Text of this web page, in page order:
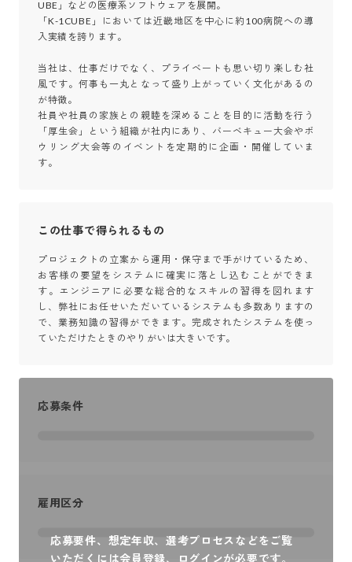
UBE」などの医療系ソフトウェアを展開。
「K-1CUBE」においては近畿地区を中心に約100病院への導
入実績を誇ります。
当社は、仕事だけでなく、プライベートも思い切り楽しむ社
風です。何事も一丸となって盛り上がっていく文化があるの
が特徴。
社員や社員の家族との親睦を深めることを目的に活動を行う
「厚生会」という組織が社内にあり、バーベキュー大会やボ
ウリング大会等のイベントを定期的に企画・開催していま
す。
この仕事で得られるもの
プロジェクトの立案から運用・保守まで手がけているため、
お客様の要望をシステムに確実に落とし込むことができま
す。エンジニアに必要な総合的なスキルの習得を図れます
し、弊社にお任せいただいているシステムも多数ありますの
で、業務知識の習得ができます。完成されたシステムを使っ
ていただけたときのやりがいは大きいです。
応募要件、想定年収、選考プロセスなどをご覧
いただくには会員登録、ログインが必要です。
応募条件
雇用区分